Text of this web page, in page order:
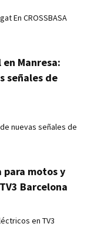
En CROSSBASA
Manresa:
señales de
nuevas señales de
para motos y
Barcelona
en TV3